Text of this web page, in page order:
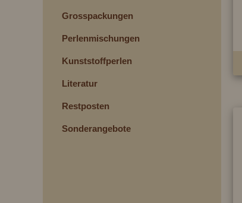
Grosspackungen
Perlenmischungen
Kunststoffperlen
Literatur
Restposten
Sonderangebote